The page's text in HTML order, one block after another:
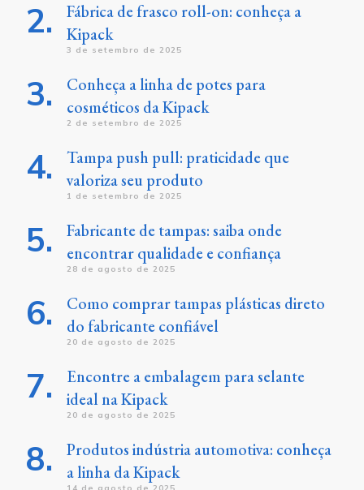
Fábrica de frasco roll-on: conheça a
Kipack
3 de setembro de 2025
Conheça a linha de potes para
cosméticos da Kipack
2 de setembro de 2025
Tampa push pull: praticidade que
valoriza seu produto
1 de setembro de 2025
Fabricante de tampas: saiba onde
encontrar qualidade e confiança
28 de agosto de 2025
Como comprar tampas plásticas direto
do fabricante confiável
20 de agosto de 2025
Encontre a embalagem para selante
ideal na Kipack
20 de agosto de 2025
Produtos indústria automotiva: conheça
a linha da Kipack